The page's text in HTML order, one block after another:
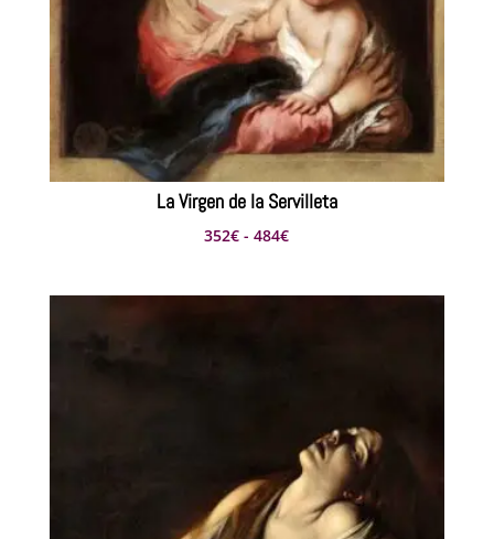
La Virgen de la Servilleta
352€ - 484€Rango
precios: